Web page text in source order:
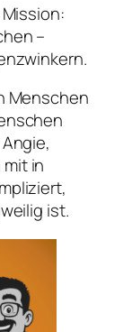
–
Menschen
in
ist.